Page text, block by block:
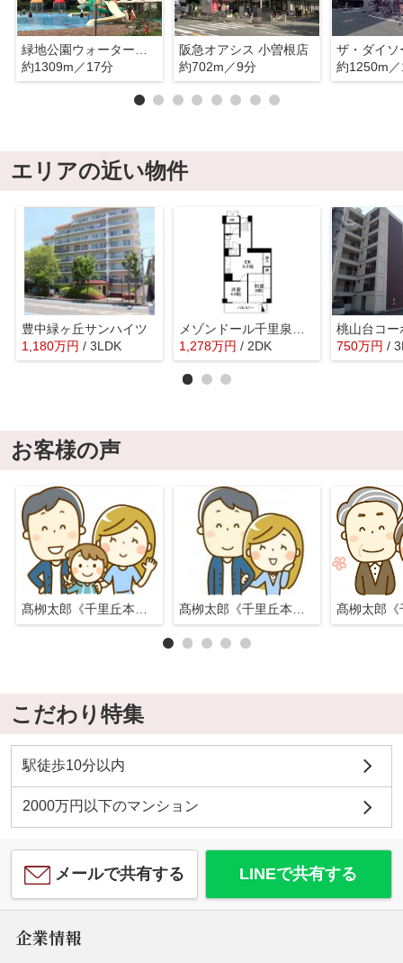
約1309m／17分
阪急オアシス 小曽根店
約702m／9分
約1250m
エリアの近い物件
豊中緑ヶ丘サンハイツ
1,180万円 / 3LDK
メゾンドール千里泉ヶ丘1号館
1,278万円 / 2DK
桃山台コー
750万円 /
お客様の声
こだわり特集
駅徒歩10分以内
2000万円以下のマンション
メールで共有する LINEで共有する
企業情報